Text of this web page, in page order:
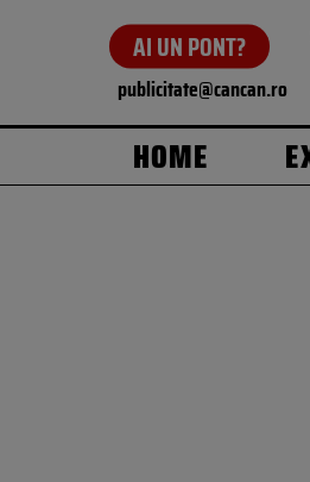
AI UN PONT?
publicitate@cancan.ro
HOME